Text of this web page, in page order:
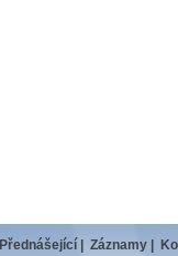
Přednášející Záznamy